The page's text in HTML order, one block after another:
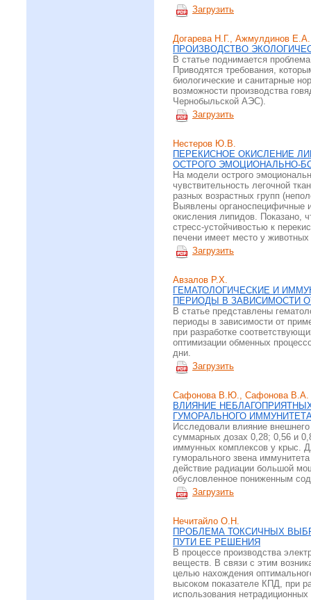
Загрузить
Догарева Н.Г., Ажмулдинов
ПРОИЗВОДСТВО
В статье поднимается
Приводятся требования,
биологические и санитарные
возможности производства
Чернобыльской АЭС).
Загрузить
Нестеров Ю.В.
ПЕРЕКИСНОЕ ОКИСЛЕНИЕ
ОСТРОГО ЭМОЦИОНАЛЬНО-
На модели острого
чувствительность легочной
разных возрастных групп
Выявлены органоспецифичные
окисления липидов. Показано,
стресс-устойчивостью к
печени имеет место у
Загрузить
Авзалов Р.Х.
ГЕМАТОЛОГИЧЕСКИЕ И
ПЕРИОДЫ В ЗАВИСИМОСТИ
В статье представлены
периоды в зависимости от
при разработке
оптимизации обменных
дни.
Загрузить
Сафонова В.Ю., Сафонова В.А.
ВЛИЯНИЕ
ГУМОРАЛЬНОГО
Исследовали влияние
суммарных дозах 0,28; 0,56 и
иммунных комплексов у крыс.
гуморального звена
действие радиации большой
обусловленное пониженным
Загрузить
Нечитайло О.Н.
ПРОБЛЕМА ТОКСИЧНЫХ
ПУТИ ЕЕ РЕШЕНИЯ
В процессе производства
веществ. В связи с этим
целью нахождения
высоком показателе КПД, при
использования